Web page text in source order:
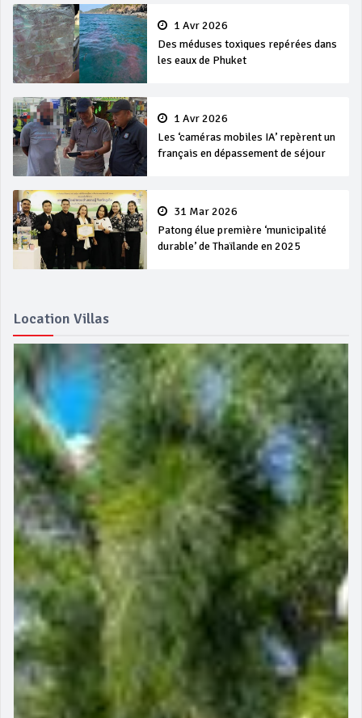
1 Avr 2026
Des méduses toxiques repérées dans
les eaux de Phuket
1 Avr 2026
Les ‘caméras mobiles IA’ repèrent un
français en dépassement de séjour
31 Mar 2026
Patong élue première ‘municipalité
durable’ de Thaïlande en 2025
Location Villas